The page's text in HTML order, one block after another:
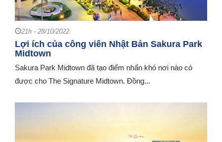
21h - 28/10/2022
Lợi ích của công viên Nhật Bản Sakura Park
Midtown
Sakura Park Midtown đã tạo điểm nhấn khó nơi nào có
được cho The Signature Midtown. Đồng...